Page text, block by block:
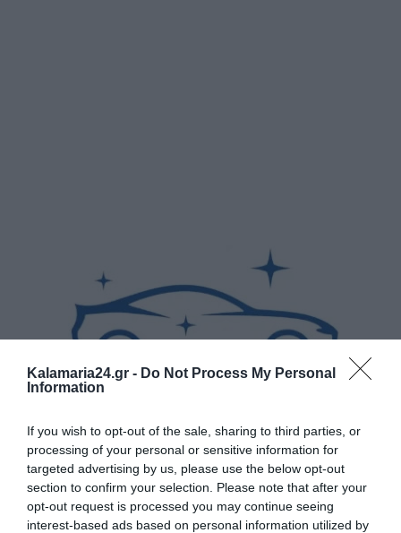
Kalamaria24.gr - Do Not Process My Personal
Information
If you wish to opt-out of the sale, sharing to third parties, or
processing of your personal or sensitive information for
targeted advertising by us, please use the below opt-out
section to confirm your selection. Please note that after your
opt-out request is processed you may continue seeing
interest-based ads based on personal information utilized by